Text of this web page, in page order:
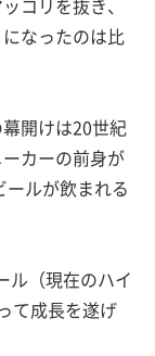
コリを抜き、
なったのは比
開けは20世紀
カーの前身が
ールが飲まれる
ル（現在のハイ
て成長を遂げ